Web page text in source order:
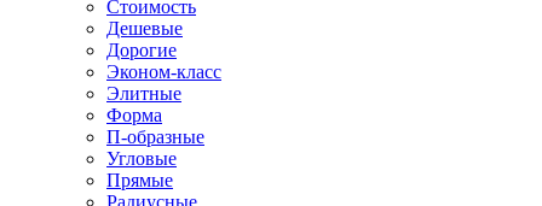
Стоимость
Дешевые
Дорогие
Эконом-класс
Элитные
Форма
П-образные
Угловые
Прямые
Радиусные